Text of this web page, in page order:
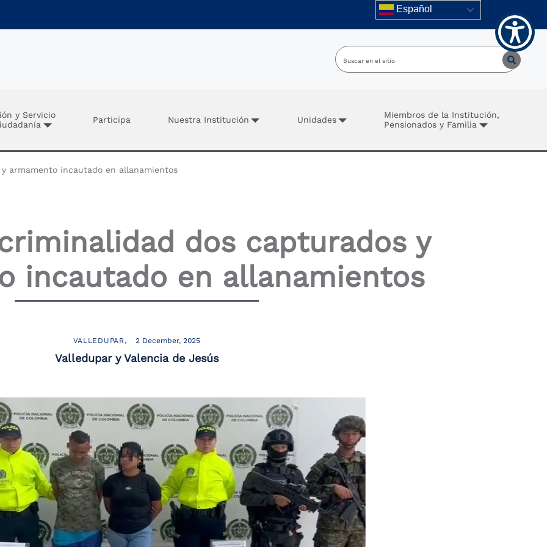
Español
y Servicio
Participa Nuestra Institución Unidades
Miembros de la Institución,
Pensionados y Familia
armamento incautado en allanamientos
dos capturados y
incautado en allanamientos
VALLEDUPAR 2 December, 2025
Valledupar y Valencia de Jesús